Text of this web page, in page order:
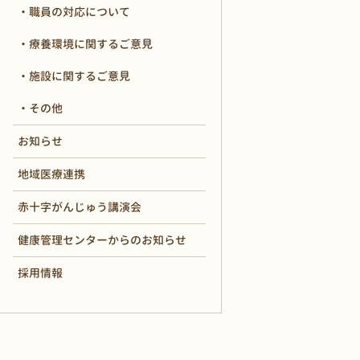
職員の対応について
療養環境に関するご意見
施設に関するご意見
その他
お知らせ
地域医療連携
赤十字がんじゅう講演会
健康管理センターからのお知らせ
採用情報